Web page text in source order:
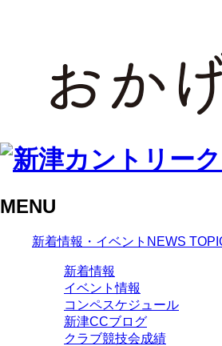
MENU
新着情報・イベント NEWS
新着情報
イベント情報
コンペスケジュール
新津CCブログ
クラブ競技会成績